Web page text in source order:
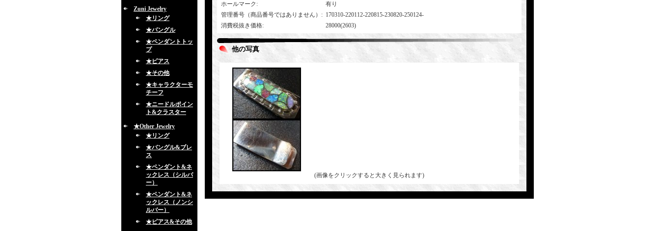
Zuni Jewelry
★リング
★バングル
★ペンダントトッ
プ
★ピアス
★その他
★キャラクターモ
チーフ
★ニードルポイン
ト&クラスター
★Other Jewelry
★リング
★バングル&ブレ
ス
★ペンダント&ネ
ックレス（シルバ
ー）
★ペンダント&ネ
ックレス（ノンシ
ルバー）
★ピアス&その他
ホールマーク :
有り
管理番号（商品番号ではありません） : 170310-220112-220815-230820-250124-
消費税抜き価格: 28000(2603)
他の写真
(画像をクリックすると大きく見られます)